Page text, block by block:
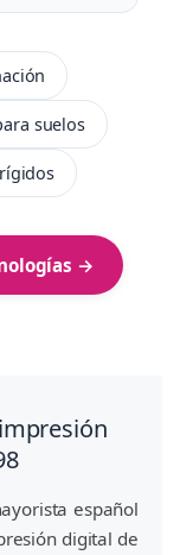
suelos
→
español
digital de